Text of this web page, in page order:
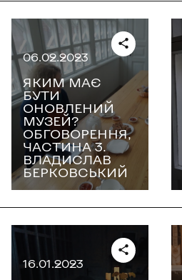
06.02.2023
ЯКИМ МАЄ
БУТИ
ОНОВЛЕНИЙ
МУЗЕЙ?
ОБГОВОРЕННЯ,
ЧАСТИНА 3.
ВЛАДИСЛАВ
БЕРКОВСЬКИЙ
16.01.2023